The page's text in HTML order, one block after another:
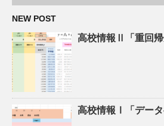
NEW POST
高校情報Ⅱ「重回帰
高校情報Ⅰ「デー